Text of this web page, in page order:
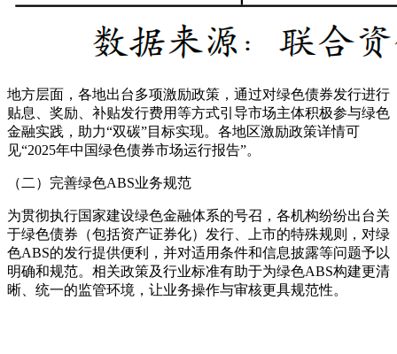
地方层面，各地出台多项激励政策，通过对绿色债券发行进行
贴息、奖励、补贴发行费用等方式引导市场主体积极参与绿色
金融实践，助力“双碳”目标实现。各地区激励政策详情可
见“2025年中国绿色债券市场运行报告”。
（二）完善绿色ABS业务规范
为贯彻执行国家建设绿色金融体系的号召，各机构纷纷出台关
于绿色债券（包括资产证券化）发行、上市的特殊规则，对绿
色ABS的发行提供便利，并对适用条件和信息披露等问题予以
明确和规范。相关政策及行业标准有助于为绿色ABS构建更清
晰、统一的监管环境，让业务操作与审核更具规范性。